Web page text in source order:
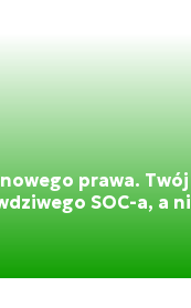
prawa.
SOC-a, a